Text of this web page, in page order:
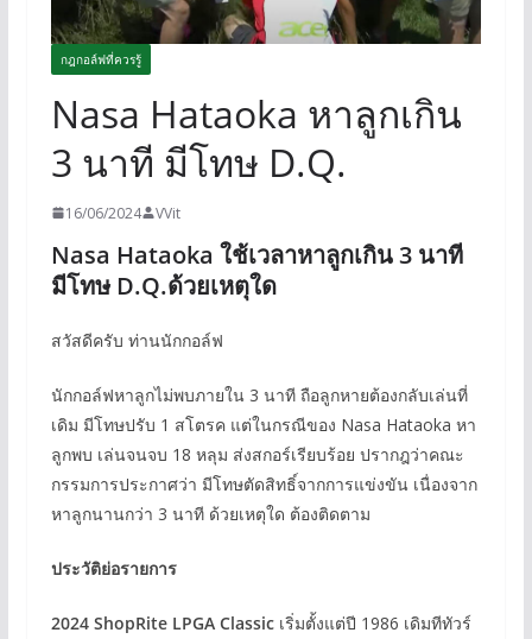
กฎกอล์ฟที่ควรรู้
Nasa Hataoka หาลูกเกิน
3 นาที มีโทษ D.Q.
16/06/2024 VVit
Nasa Hataoka ใช้เวลาหาลูกเกิน 3 นาที
มีโทษ D.Q.ด้วยเหตุใด
สวัสดีครับ ท่านนักกอล์ฟ
นักกอล์ฟหาลูกไม่พบภายใน 3 นาที ถือลูกหายต้องกลับเล่นที่
เดิม มีโทษปรับ 1 สโตรค แต่ในกรณีของ Nasa Hataoka หา
ลูกพบ เล่นจนจบ 18 หลุม ส่งสกอร์เรียบร้อย ปรากฎว่าคณะ
กรรมการประกาศว่า มีโทษตัดสิทธิ์จากการแข่งขัน เนื่องจาก
หาลูกนานกว่า 3 นาที ด้วยเหตุใด ต้องติดตาม
ประวัติย่อรายการ
2024 ShopRite LPGA Classicเริ่มตั้งแต่ปี 1986 เดิมทีทัวร์